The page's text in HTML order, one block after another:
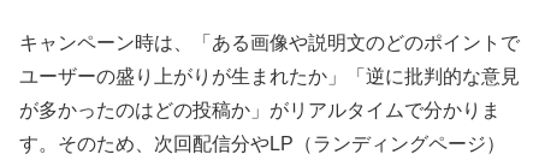
キャンペーン時は、「ある画像や説明文のどのポイントで
ユーザーの盛り上がりが生まれたか」「逆に批判的な意見
が多かったのはどの投稿か」がリアルタイムで分かりま
す。そのため、次回配信分やLP（ランディングページ）